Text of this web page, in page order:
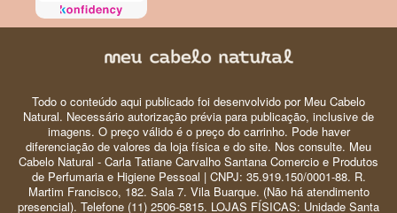
Todo o conteúdo aqui publicado foi desenvolvido por Meu Cabelo
Natural. Necessário autorização prévia para publicação, inclusive de
imagens. O preço válido é o preço do carrinho. Pode haver
diferenciação de valores da loja física e do site. Nos consulte. Meu
Cabelo Natural - Carla Tatiane Carvalho Santana Comercio e Produtos
de Perfumaria e Higiene Pessoal | CNPJ: 35.919.150/0001-88. R.
Martim Francisco, 182. Sala 7. Vila Buarque. (Não há atendimento
presencial). Telefone (11) 2506-5815. LOJAS FÍSICAS: Unidade Santa